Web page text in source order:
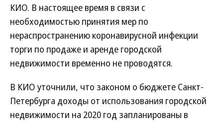
КИО. В настоящее время в связи с
необходимостью принятия мер по
нераспространению коронавирусной инфекции
торги по продаже и аренде городской
недвижимости временно не проводятся.
В КИО уточнили, что законом о бюджете Санкт-
Петербурга доходы от использования городской
недвижимости на 2020 год запланированы в